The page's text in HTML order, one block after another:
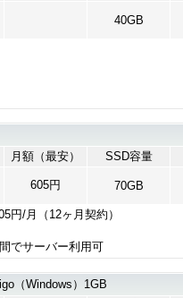
40GB
月額（最安） SSD容量
605円 70GB
円/月（12ヶ月契約）
でサーバー利用可
（Windows）1GB